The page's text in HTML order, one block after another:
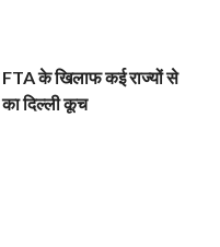
FTA के खिलाफ कई राज्यों से
का दिल्ली कूच